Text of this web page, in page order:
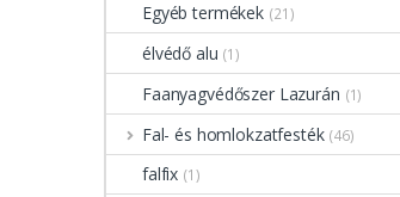
Egyéb termékek (21)
élvédő alu (1)
Faanyagvédőszer Lazurán (1)
Fal- és homlokzatfesték (46)
falfix (1)